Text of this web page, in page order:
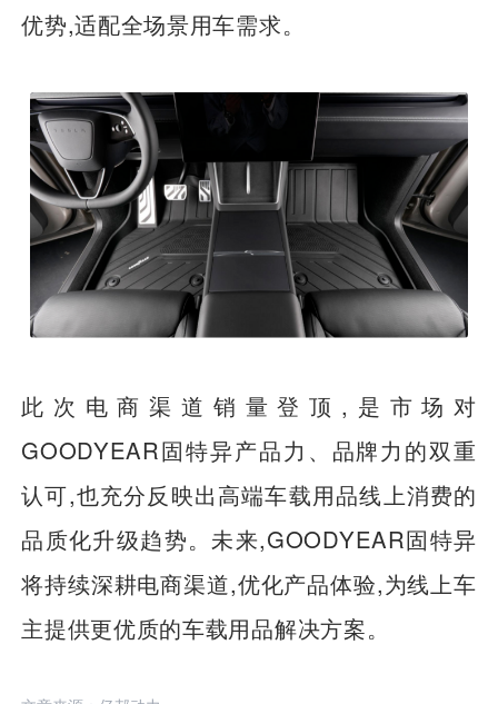
优势,适配全场景用车需求。
此次电商渠道销量登顶,是市场对
GOODYEAR固特异产品力、品牌力的双重
认可,也充分反映出高端车载用品线上消费的
品质化升级趋势。未来,GOODYEAR固特异
将持续深耕电商渠道,优化产品体验,为线上车
主提供更优质的车载用品解决方案。